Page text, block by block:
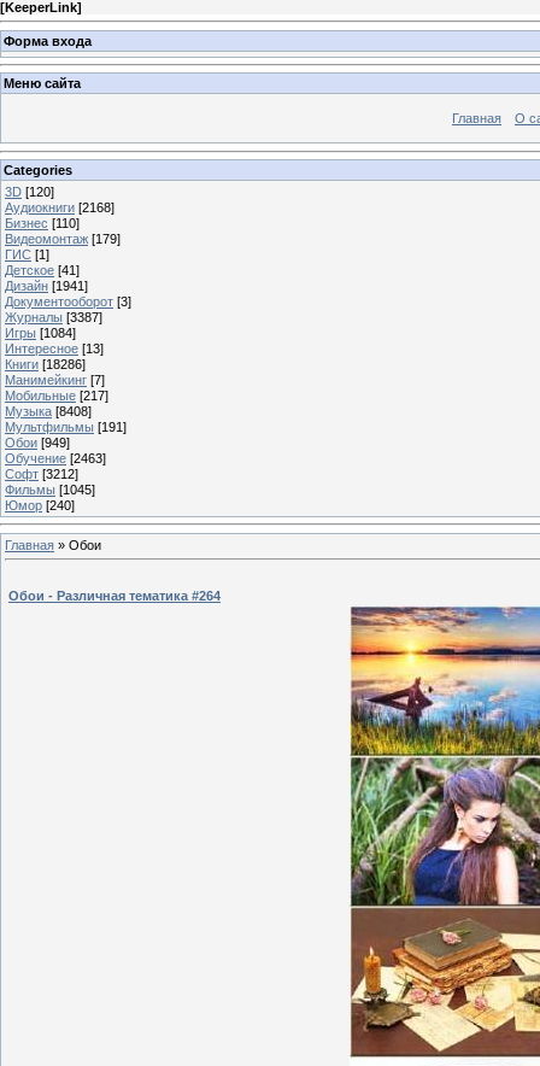
[KeeperLink]
Форма входа
Меню сайта
Главная О
Categories
3D [120]
Аудиокниги [2168]
Бизнес [110]
Видеомонтаж [179]
ГИС [1]
Детское [41]
Дизайн [1941]
Документооборот [3]
Журналы [3387]
Игры [1084]
Интересное [13]
Книги [18286]
Манимейкинг [7]
Мобильные [217]
Музыка [8408]
Мультфильмы [191]
Обои [949]
Обучение [2463]
Софт [3212]
Фильмы [1045]
Юмор [240]
Главная » Обои
Обои - Различная тематика #264